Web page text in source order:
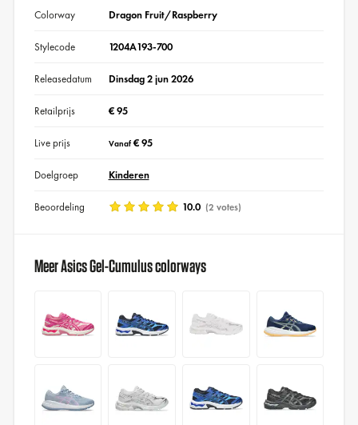
Colorway Dragon Fruit/Raspberry
Stylecode 1204A193-700
Releasedatum Dinsdag 2 jun 2026
Retailprijs € 95
Live prijs Vanaf€ 95
Doelgroep Kinderen
Beoordeling 10.0 (2 votes)
Meer Asics Gel-Cumulus colorways